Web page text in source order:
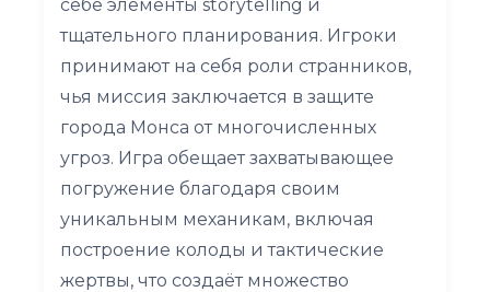
себе элементы storytelling и
тщательного планирования. Игроки
принимают на себя роли странников,
чья миссия заключается в защите
города Монса от многочисленных
угроз. Игра обещает захватывающее
погружение благодаря своим
уникальным механикам, включая
построение колоды и тактические
жертвы, что создаёт множество